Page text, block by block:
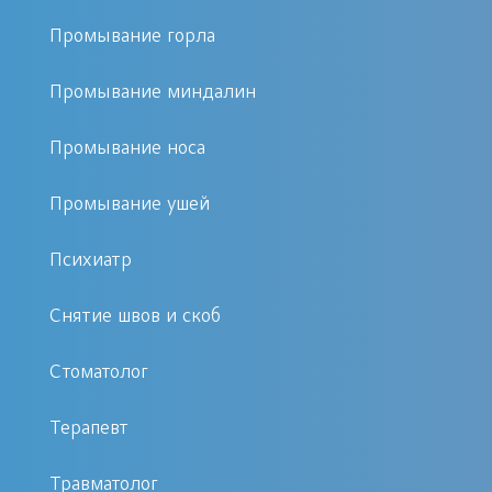
Следующие типичные показатели
патологического отклонения в
нижних конечностей;
появление визуально видимой
образованием локальных
тяжесть ног, болевой
дискомфорт;
синдрома, который чаще
Промывание горла
Промывание миндалин
Промывание носа
Промывание ушей
Психиатр
Снятие швов и скоб
Стоматолог
Терапевт
Травматолог